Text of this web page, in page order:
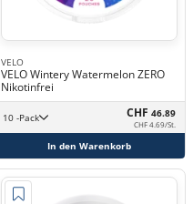
VELO
VELO Wintery Watermelon ZERO
Nikotinfrei
10 -Pack CHF 46.89
CHF 4.69/St.
In den Warenkorb